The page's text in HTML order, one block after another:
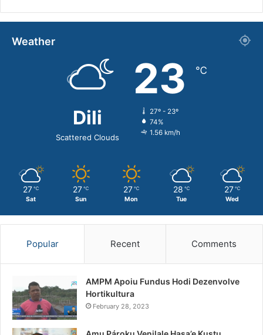
Weather
Dili
Scattered Clouds
23 ℃
27º - 23º
74%
1.56 km/h
27 ℃
Sat
27 ℃
Sun
27 ℃
Mon
28 ℃
Tue
27 ℃
Wed
Popular Recent Comments
AMPM Apoiu Fundus Hodi Dezenvolve
Hortikultura
February 28, 2023